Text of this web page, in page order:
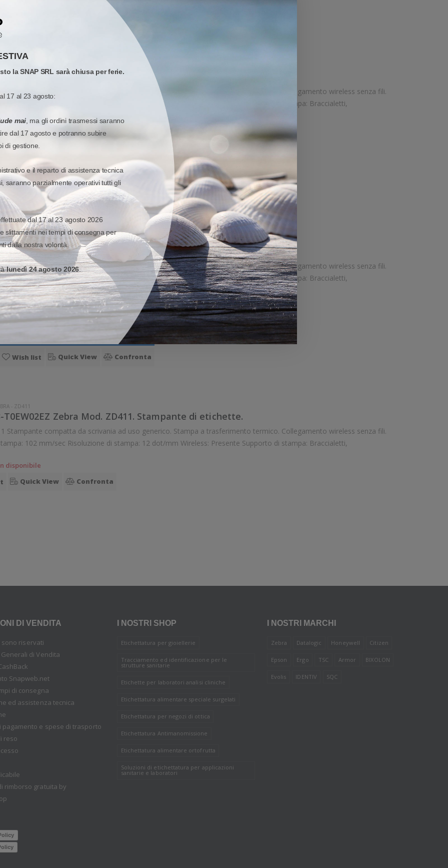
la SNAP SRL sarà chiusa per ferie.
17 al 23 agosto:
mai , ma gli ordini trasmessi saranno
dal 17 agosto e potranno subire
di gestione.
e il reparto di assistenza tecnica
saranno parzialmente operativi tutti gli
dal 17 al 23 agosto 2026
slittamenti nei tempi di consegna per
dalla nostra volontà.
lunedì 24 agosto 2026.
Confronta
T0EE00EZ Zebra Mod. ZD411. Stampante di etichette.
senza fili.
Velocità di stampa: 102 mm/sec Risoluzione di stampa: 12 dot/mm Wireless: Presente Supporto di stampa: Braccialetti,
Prezzo di listino:1.165,81 € 538,46€
Aggiungi al carrello
Wish list Quick View Confronta
-ZD411
T0EM00EZ Zebra Mod. ZD411. Stampante di etichette.
senza fili.
Velocità di stampa: 102 mm/sec Risoluzione di stampa: 12 dot/mm Wireless: Presente Supporto di stampa: Braccialetti,
Prezzo di listino: 978,65 € Imponibile:461,25€ Iva:101,48 €
Wish list Quick View Confronta
- ZD411
T0EW02EZ Zebra Mod. ZD411. Stampante di etichette.
fili.
Velocità di stampa: 102 mm/sec Risoluzione di stampa: 12 dot/mm Wireless: Presente Supporto di stampa: Braccialetti,
disponibile
Quick View Confronta
DI VENDITA
sono riservati
di Vendita
Snapweb.net
di consegna
ed assistenza tecnica
pagamento e spese di trasporto
reso
rimborso gratuita by
I NOSTRI SHOP
Etichettatura per gioiellerie
Tracciamento ed identificazione per le
strutture sanitarie
Etichette per laboratori analisi cliniche
Etichettatura alimentare speciale surgelati
Etichettatura per negozi di ottica
Etichettatura Antimanomissione
Etichettatura alimentare ortofrutta
Soluzioni di etichettatura per applicazioni
sanitarie e laboratori
I NOSTRI MARCHI
Zebra Datalogic Honeywell Citizen
Epson Ergo TSC Armor BIXOLON
Evolis IDENTIV SQC